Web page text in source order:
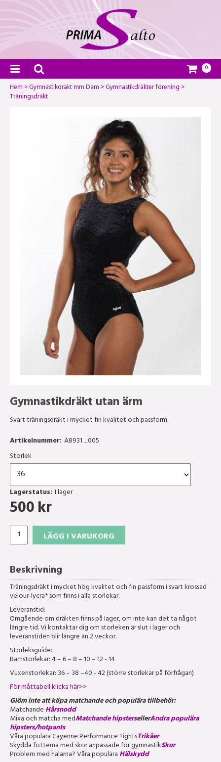
0
Hem >Gymnastikdräkt mm Dam >Gymnastikdräkter förening >
Träningsdräkt
Gymnastikdräkt utan ärm
Svart träningsdräkt i mycket fin kvalitet och passform.
Artikelnummer: A8931 _005
Storlek
Lagerstatus: I lager
500kr
LÄGG I VARUKORG
Beskrivning
Träningsdräkt i mycket hög kvalitet och fin passform i svart krossad
velour-lycra* som finns i alla storlekar.
Leveranstid:
Omgående om dräkten finns på lager, om inte kan det ta något
längre tid. Vi kontaktar dig om storleken är slut i lager och
leveranstiden blir längre än 2 veckor.
Storleksguide:
Barnstorlekar: 4 – 6 – 8 – 10 – 12 - 14
Vuxenstorlekar: 36 – 38 –40 - 42 (större storlekar på förfrågan)
För måttabell klicka här>>
Glöm inte att köpa matchande och populära tillbehör:
MatchandeHårsnodd
Mixa och matcha medMatchande hipstersellerAndra populära
hipsters/hotpants
Våra populära Cayenne Performance TightsTrikåer
Skydda fötterna med skor anpassade för gymnastikSkor
Problem med hälarna? Våra populäraHälskydd